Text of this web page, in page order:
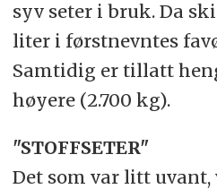
syv seter i bruk. Da
liter i førstnevntes
Samtidig er tillatt
høyere (2.700 kg).
"STOFFSETER"
Det som var litt uvant,